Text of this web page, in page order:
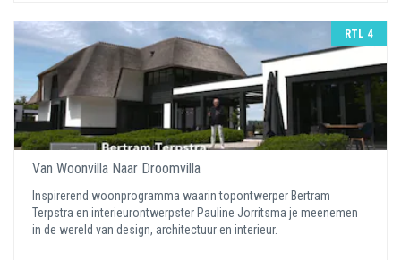
RTL 4
Van Woonvilla Naar Droomvilla
Inspirerend woonprogramma waarin topontwerper Bertram
Terpstra en interieurontwerpster Pauline Jorritsma je meenemen
in de wereld van design, architectuur en interieur.